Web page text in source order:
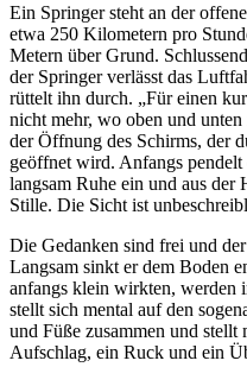
Ein Springer steht an der
etwa 250 Kilometern pro
Metern über Grund.
der Springer verlässt das
rüttelt ihn durch. „Für einen
nicht mehr, wo oben und
der Öffnung des Schirms, der
geöffnet wird. Anfangs
langsam Ruhe ein und aus
Stille. Die Sicht ist
Die Gedanken sind frei und
Langsam sinkt er dem Boden
anfangs klein wirkten, werden
stellt sich mental auf den
und Füße zusammen und
Aufschlag, ein Ruck und ein